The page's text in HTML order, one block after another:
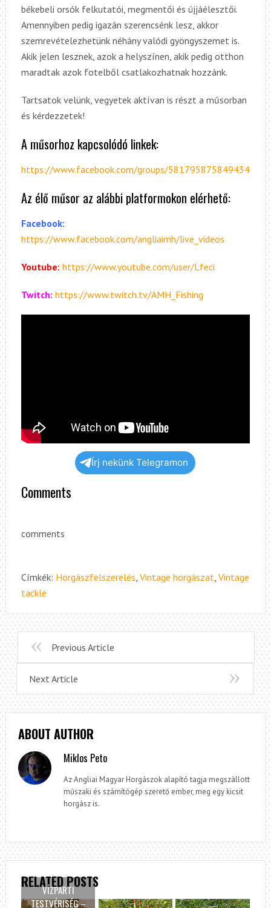
békebeli orsók felkutatói, megmentői és újjáélesztői.
Amennyiben pedig igazán szerencsénk lesz, akkor
szemrevételezhetünk néhány valódi gyöngyszemet is.
Akik jelen lesznek, azok a helyszínen, akik pedig otthon
maradtak azok fotelből csatlakozhatnak hozzánk.
Tartsatok velünk, vegyetek aktívan is részt a műsorban
és kérdezzetek!
A műsorhoz kapcsolódó linkek:
https://www.facebook.com/groups/581795875849434
Az élő műsor az alábbi platformokon elérhető:
Facebook:
https://www.facebook.com/angliaimh/live_videos
Youtube: https://www.youtube.com/user/Lfeci
Twitch: https://www.twitch.tv/AMH_Fishing
Írj nekünk Telegramon
Comments
comments
Címkék: Horgászfelszerelés, Vintage horgászat, Vintage
tackle
Previous Article
Next Article
ABOUT AUTHOR
Miklos Peto
Az Angliai Magyar Horgászok alapító tagja megszàllott
műszaki és számítógép szerető ember, meg egy kicsit
horgász is.
RELATED POSTS
VÍZPARTI
TESTVÉRISÉG –